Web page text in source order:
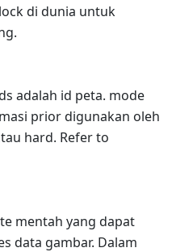
di dunia untuk
adalah id peta. mode
prior digunakan oleh
hard. Refer to
mentah yang dapat
data gambar. Dalam